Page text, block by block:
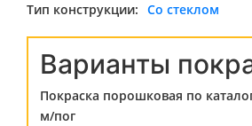
Тип конструкции: Со стеклом
Варианты
Покраска порошковая по
м/пог